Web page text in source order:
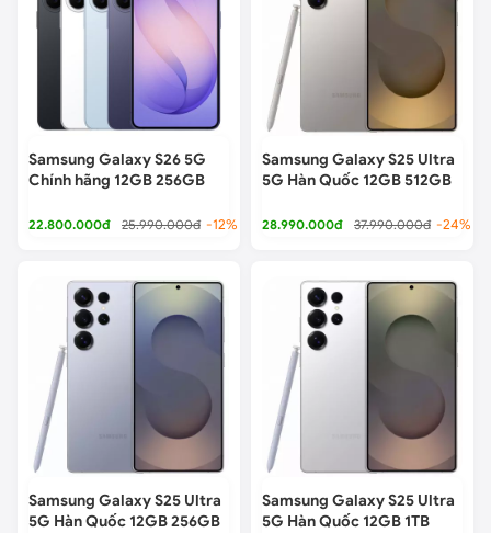
Samsung Galaxy S26 5G
Chính hãng 12GB 256GB
22.800.000đ 25.990.000đ -12%
Samsung Galaxy S25 Ultra
5G Hàn Quốc 12GB 512GB
28.990.000đ 37.990.000đ -24%
Samsung Galaxy S25 Ultra
5G Hàn Quốc 12GB 256GB
Samsung Galaxy S25 Ultra
5G Hàn Quốc 12GB 1TB